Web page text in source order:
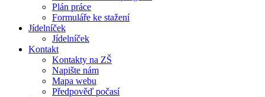
Plán práce
Formuláře ke stažení
Jídelníček
Jídelníček
Kontakt
Kontakty na ZŠ
Napište nám
Mapa webu
Předpověď počasí